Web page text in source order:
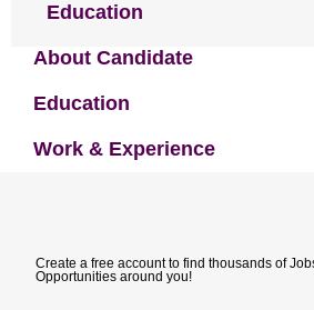
Education
About Candidate
Education
Work & Experience
Create a free account to find thousands of
Opportunities around you!